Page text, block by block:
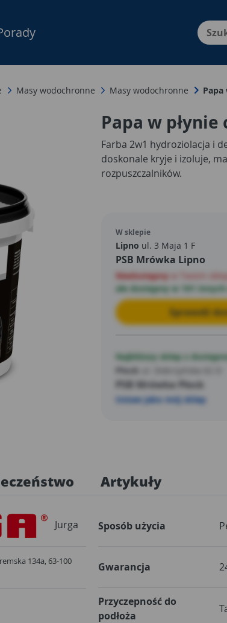
Menu Produktów,
Masy wodochronne Masy wodochronne Papa
Papa w płynie
Farba 2w1 hydroziolacja i
doskonale kryje i izoluje,
rozpuszczalników.
W sklepie
Lipno ul. 3 Maja 1 F
PSB Mrówka Lipno
Niedostępny w Twoim
ale dostępny w 101
Sprawdź
Najbliższy sklep z
Płock
PSB Mrówka Płock
Ustaw jako mój sklep
Artykuły
Jurga
134a, 63-100
Sposób użycia
Gwarancja
Przyczepność do
podłoża